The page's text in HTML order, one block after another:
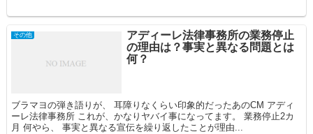
その他
アディーレ法律事務所の業務停止
の理由は？事実と異なる問題とは
何？
ブラマヨの弾き語りが、 耳障りなくらい印象的だったあのCM アディ
ーレ法律事務所 これが、かなりヤバイ事になってます。 業務停止2カ
月 何やら、 事実と異なる宣伝を繰り返したことが理由...